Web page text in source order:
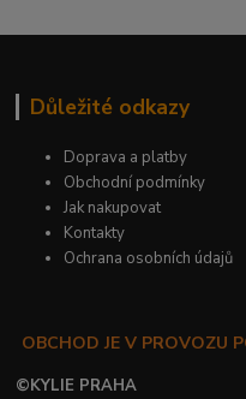
Důležité odkazy
Doprava a platby
Obchodní podmínky
Jak nakupovat
Kontakty
Ochrana osobních údajů
OBCHOD JE V PROVOZU
©KYLIE PRAHA